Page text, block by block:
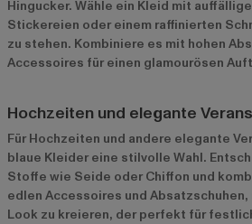
Hingucker. Wähle ein Kleid mit
Stickereien oder einem raffinierten
zu stehen. Kombiniere es mit hohen
Accessoires für einen glamourösen
Hochzeiten und elegante
Für Hochzeiten und andere elegante
blaue Kleider eine stilvolle Wahl.
Stoffe wie Seide oder Chiffon und
edlen Accessoires und
Look zu kreieren, der perfekt für